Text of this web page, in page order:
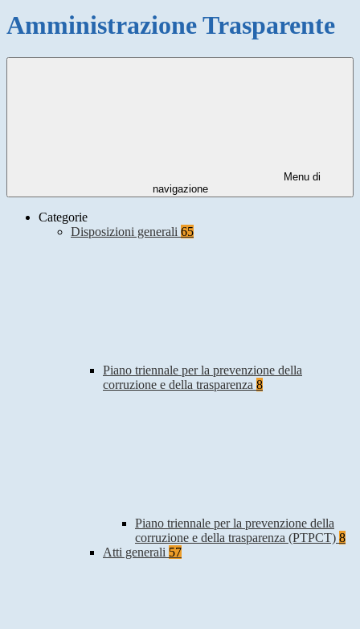
Amministrazione Trasparente
Menu di
navigazione
Categorie
Disposizioni generali 65
Piano triennale per la prevenzione della
corruzione e della trasparenza 8
Piano triennale per la prevenzione della
corruzione e della trasparenza (PTPCT) 8
Atti generali 57